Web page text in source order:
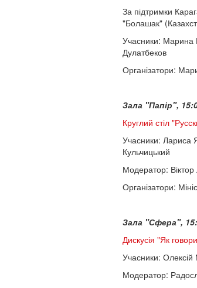
За підтримки
"Болашак"
Учасники: Марина
Дулатбеков
Організатори:
Зала "Папір",
Круглий стіл
Учасники: Лариса
Кульчицький
Модератор: Віктор
Організатори:
Зала "Сфера",
Дискусія "Як
Учасники:
Модератор: